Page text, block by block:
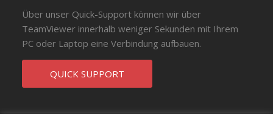
Über unser Quick-Support können wir über
TeamViewer innerhalb weniger Sekunden mit Ihrem
PC oder Laptop eine Verbindung aufbauen.
QUICK SUPPORT